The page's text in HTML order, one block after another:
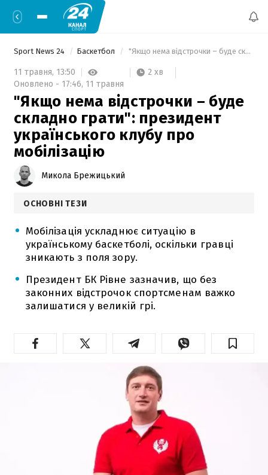
Sport News 24 Баскетбол "Якщо нема відстрочки – буде складно грати": президент українського клубу про мобілізацію
11 травня, 13:50
2 хв
Оновлено - 17:46, 11 травня
"Якщо нема відстрочки – буде
складно грати": президент
українського клубу про
мобілізацію
Микола Брежицький
ОСНОВНІ ТЕЗИ
Мобілізація ускладнює ситуацію в
українському баскетболі, оскільки гравці
зникають з поля зору.
Президент БК Рівне зазначив, що без
законних відстрочок спортсменам важко
залишатися у великій грі.